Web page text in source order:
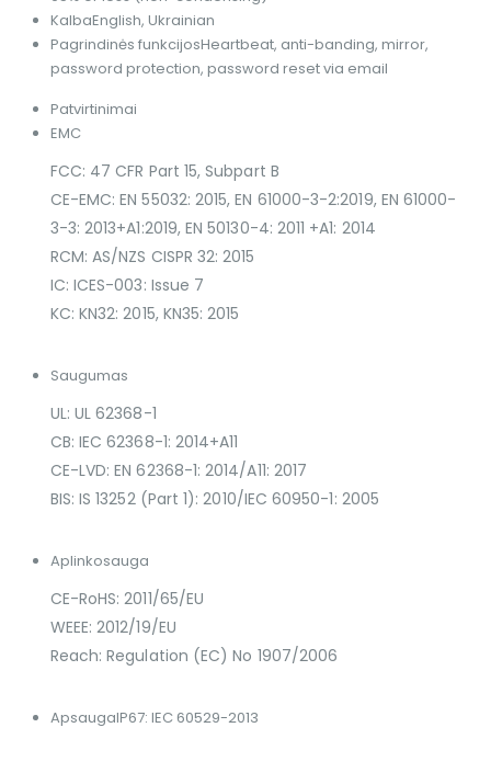
KalbaEnglish, Ukrainian
Pagrindinės funkcijosHeartbeat, anti-banding, mirror,
password protection, password reset via email
Patvirtinimai
EMC
FCC: 47 CFR Part 15, Subpart B
CE-EMC: EN 55032: 2015, EN 61000-3-2:2019, EN 61000-
3-3: 2013+A1:2019, EN 50130-4: 2011 +A1: 2014
RCM: AS/NZS CISPR 32: 2015
IC: ICES-003: Issue 7
KC: KN32: 2015, KN35: 2015
Saugumas
UL: UL 62368-1
CB: IEC 62368-1: 2014+A11
CE-LVD: EN 62368-1: 2014/A11: 2017
BIS: IS 13252 (Part 1): 2010/IEC 60950-1: 2005
Aplinkosauga
CE-RoHS: 2011/65/EU
WEEE: 2012/19/EU
Reach: Regulation (EC) No 1907/2006
ApsaugaIP67: IEC 60529-2013